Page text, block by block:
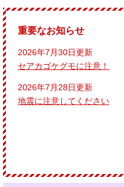
重要なお知らせ
2026年7月30日更新
セアカゴケグモに注意！
2026年7月28日更新
地震に注意してください